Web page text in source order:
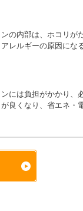
の内部は、ホコリが
レルギーの原因にな
には負担がかかり、
良くなり、省エネ・